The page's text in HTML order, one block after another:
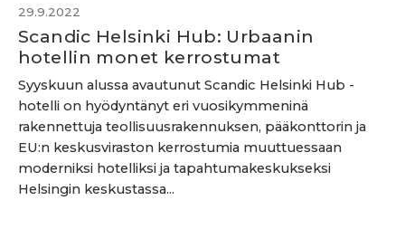
29.9.2022
Scandic Helsinki Hub: Urbaanin
hotellin monet kerrostumat
Syyskuun alussa avautunut Scandic Helsinki Hub -
hotelli on hyödyntänyt eri vuosikymmeninä
rakennettuja teollisuusrakennuksen, pääkonttorin ja
EU:n keskusviraston kerrostumia muuttuessaan
moderniksi hotelliksi ja tapahtumakeskukseksi
Helsingin keskustassa...